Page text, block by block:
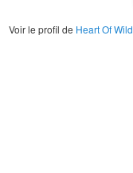
Voir le profil de Heart Of Wild